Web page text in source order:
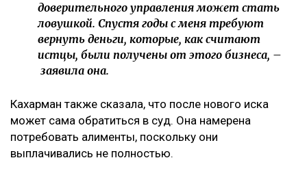
доверительного управления может стать
ловушкой. Спустя годы с меня требуют
вернуть деньги, которые, как считают
истцы, были получены от этого бизнеса, –
заявила она.
Кахарман также сказала, что после нового иска
может сама обратиться в суд. Она намерена
потребовать алименты, поскольку они
выплачивались не полностью.